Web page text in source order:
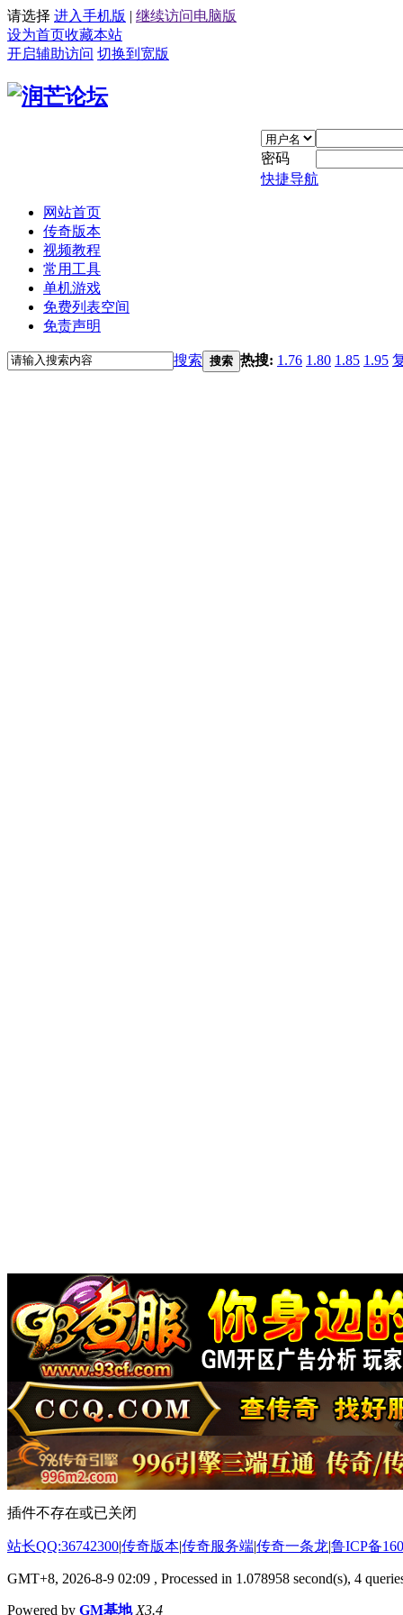
请选择 进入手机版 | 继续访问电脑版
设为首页收藏本站
开启辅助访问 切换到宽版
密码
快捷导航
网站首页
传奇版本
视频教程
常用工具
单机游戏
免费列表空间
免责声明
搜索 搜索 热搜: 1.76 1.80 1.85 1.95
插件不存在或已关闭
站长QQ:36742300|传奇版本|传奇服务端|传奇一条龙|鲁ICP备
GMT+8, 2026-8-9 02:09 , Processed in 1.078958 second(s), 4
Powered by GM基地 X3.4